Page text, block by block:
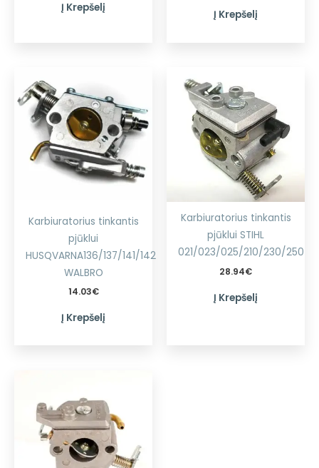
Į Krepšelį
Į Krepšelį
Karbiuratorius tinkantis
pjūklui
HUSQVARNA136/137/141/142
WALBRO
14.03€
Į Krepšelį
Karbiuratorius tinkantis
pjūklui STIHL
021/023/025/210/230/250
28.94€
Į Krepšelį